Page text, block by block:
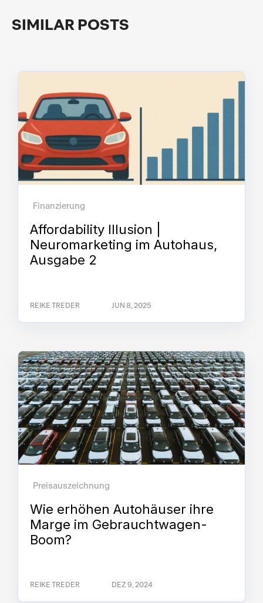
SIMILAR POSTS
Finanzierung
Affordability Illusion |
Neuromarketing im Autohaus,
Ausgabe 2
REIKE TREDER JUN 8, 2025
Preisauszeichnung
Wie erhöhen Autohäuser ihre
Marge im Gebrauchtwagen-
Boom?
REIKE TREDER DEZ 9, 2024